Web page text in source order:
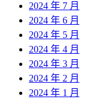
2024 年 7 月
2024 年 6 月
2024 年 5 月
2024 年 4 月
2024 年 3 月
2024 年 2 月
2024 年 1 月